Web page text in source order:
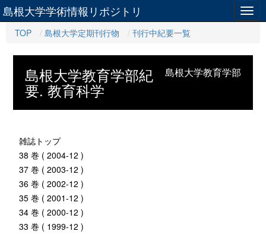
島根大学学術情報リポジトリ
TOP 島根大学定期刊行物 刊行中紀要一覧
島根大学教育学部
島根大学教育学部紀
要. 教育科学
雑誌トップ
38 巻 ( 2004-12 )
37 巻 ( 2003-12 )
36 巻 ( 2002-12 )
35 巻 ( 2001-12 )
34 巻 ( 2000-12 )
33 巻 ( 1999-12 )